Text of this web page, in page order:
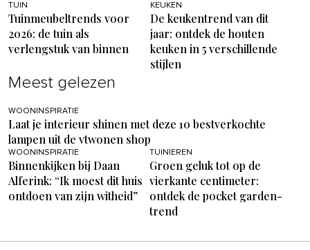
TUIN
Tuinmeubeltrends voor
2026: de tuin als
verlengstuk van binnen
KEUKEN
De keukentrend van dit
jaar: ontdek de houten
keuken in 5 verschillende
stijlen
Meest gelezen
WOONINSPIRATIE
Laat je interieur shinen met deze 10 bestverkochte
lampen uit de vtwonen shop
WOONINSPIRATIE
Binnenkijken bij Daan
Alferink: “Ik moest dit huis
ontdoen van zijn witheid”
TUINIEREN
Groen geluk tot op de
vierkante centimeter:
ontdek de pocket garden-
trend